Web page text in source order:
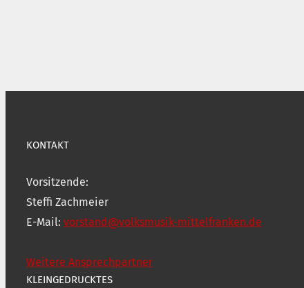
KONTAKT
Vorsitzende:
Steffi Zachmeier
E-Mail: vorstand@volksmusik-mittelfranken.de
Weitere Ansprechpartner
KLEINGEDRUCKTES